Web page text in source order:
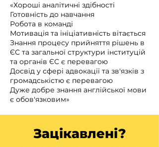
«Хороші аналітичні здібності
Готовність до навчання
Робота в команді
Мотивація та ініціативність вітається
Знання процесу прийняття рішень в
ЄС та загальної структури інституцій
та органів ЄС є перевагою
Досвід у сфері адвокації та зв'язків з
громадськістю є перевагою
Дуже добре знання англійської мови
є обов'язковим»
Зацікавлені?